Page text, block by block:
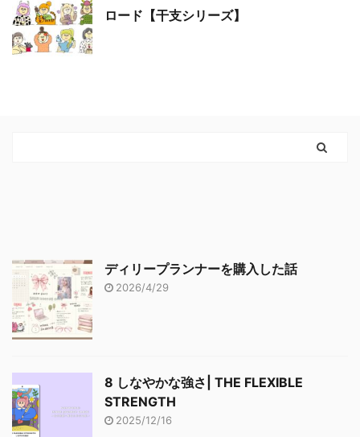
ロード【干支シリーズ】
ディリープランナーを購入した話
2026/4/29
8 しなやかな強さ| THE FLEXIBLE
STRENGTH
2025/12/16